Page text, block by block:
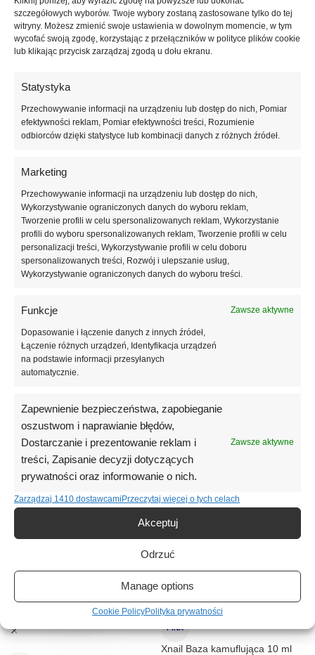
szczegółowych wyborów. Twoje wybory zostaną zastosowane tylko do tej
witryny. Możesz zmienić swoje ustawienia w dowolnym momencie, w tym
wycofać swoją zgodę, korzystając z przełączników w polityce plików cookie
lub klikając przycisk zarządzaj zgodą u dołu ekranu.
Statystyka
Przechowywanie informacji na urządzeniu lub dostęp do nich, Pomiar
efektywności reklam, Pomiar efektywności treści, Rozumienie
odbiorców dzięki statystyce lub kombinacji danych z różnych źródeł.
Marketing
Przechowywanie informacji na urządzeniu lub dostęp do nich,
Wykorzystywanie ograniczonych danych do wyboru reklam,
Tworzenie profili w celu spersonalizowanych reklam, Wykorzystanie
profili do wyboru spersonalizowanych reklam, Tworzenie profili w celu
personalizacji treści, Wykorzystywanie profili w celu doboru
spersonalizowanych treści, Rozwój i ulepszanie usług,
Wykorzystywanie ograniczonych danych do wyboru treści.
Funkcje Zawsze aktywne
Dopasowanie i łączenie danych z innych źródeł,
Łączenie różnych urządzeń, Identyfikacja urządzeń
na podstawie informacji przesyłanych
automatycznie.
Zapewnienie bezpieczeństwa, zapobieganie
oszustwom i naprawianie błędów,
Dostarczanie i prezentowanie reklam i
treści, Zapisanie decyzji dotyczących
prywatności oraz informowanie o nich.
Zawsze aktywne
Zarządzaj 1410 dostawcamiPrzeczytaj więcej o tych celach
Akceptuj
Odrzuć
Manage options
Cookie PolicyPolityka prywatności
Opis
TOUCH Cover base Perla 04 (13 ml)– mleczno-fioletowa
półprzezroczysta baza hybrydowa z wyjątkowym perłowym połyskiem.
manicure elegancji i oryginalności.
Dlaczego warto wybrać Perla 04:
średnia konsystencja – łatwa i komfortowa aplikacja,
nie tworzy smug i pięknie się rozprowadza,
idealna jako samodzielne pokrycie lub baza dekoracyjna,
maskuje niedoskonałości płytki,
Informacje dodatkowe
Podobne produkty
PINK
Xnail Baza kamuflująca 10 ml